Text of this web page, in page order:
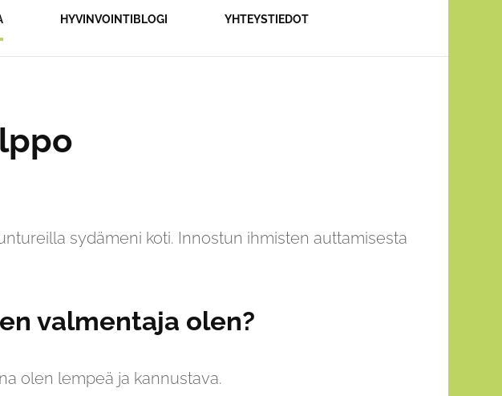
HYVINVOINTIBLOGI YHTEYSTIEDOT
sydämeni koti. Innostun ihmisten auttamisesta
valmentaja olen?
olen lempeä ja kannustava.